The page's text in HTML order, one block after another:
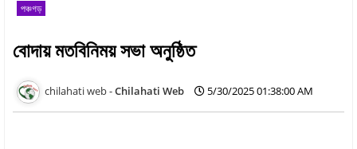
পঞ্চগড়
বোদায় মতবিনিময় সভা অনুষ্ঠিত
Chilahati Web 5/30/2025 01:38:00 AM